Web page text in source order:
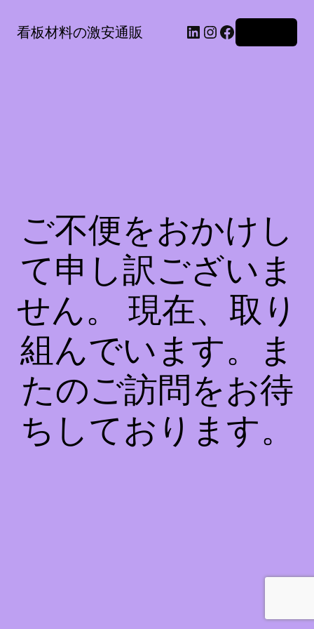
看板材料の激安通販 LinkedIn Instagram Facebook
ご不便をおかけし
て申し訳ございま
せん。 現在、取り
組んでいます。ま
たのご訪問をお待
ちしております。